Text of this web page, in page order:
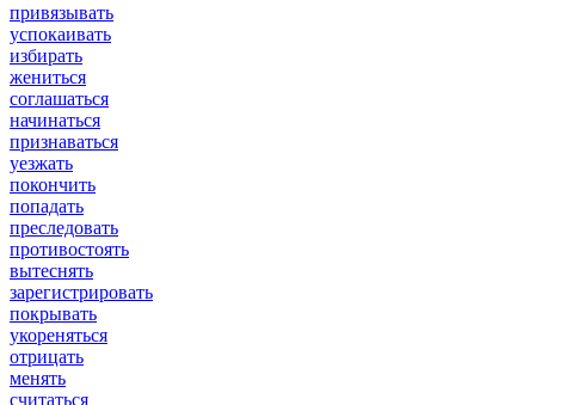
привязывать
успокаивать
избирать
жениться
соглашаться
начинаться
признаваться
уезжать
покончить
попадать
преследовать
противостоять
вытеснять
зарегистрировать
покрывать
укореняться
отрицать
менять
считаться